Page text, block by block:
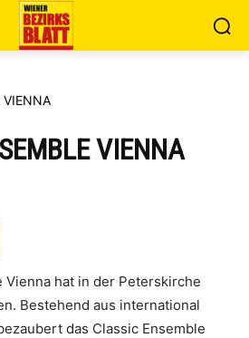
VIENNA
Vienna hat in der Peterskirche
Bestehend aus international
das Classic Ensemble